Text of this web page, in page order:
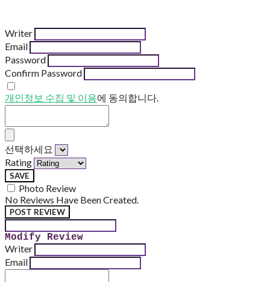
Writer
Email
Password
Confirm Password
개인정보 수집 및 이용에 동의합니다.
선택하세요
Rating
SAVE
Photo Review
No Reviews Have Been Created.
POST REVIEW
Modify Review
Writer
Email